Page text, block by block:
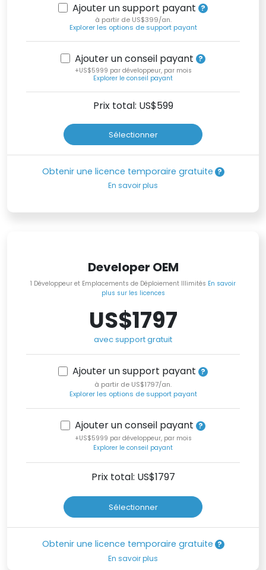
Ajouter un support payant
à partir de US$399/an.
Explorer les options de support payant
Ajouter un conseil payant
+US$5999 par développeur, par mois
Explorer le conseil payant
Prix total: US$599
Sélectionner
Obtenir une licence temporaire gratuite
En savoir plus
Developer OEM
1 Développeur et Emplacements de Déploiement Illimités En savoir
plus sur les licences
US$1797
avec support gratuit
Ajouter un support payant
à partir de US$1797/an.
Explorer les options de support payant
Ajouter un conseil payant
+US$5999 par développeur, par mois
Explorer le conseil payant
Prix total: US$1797
Sélectionner
Obtenir une licence temporaire gratuite
En savoir plus